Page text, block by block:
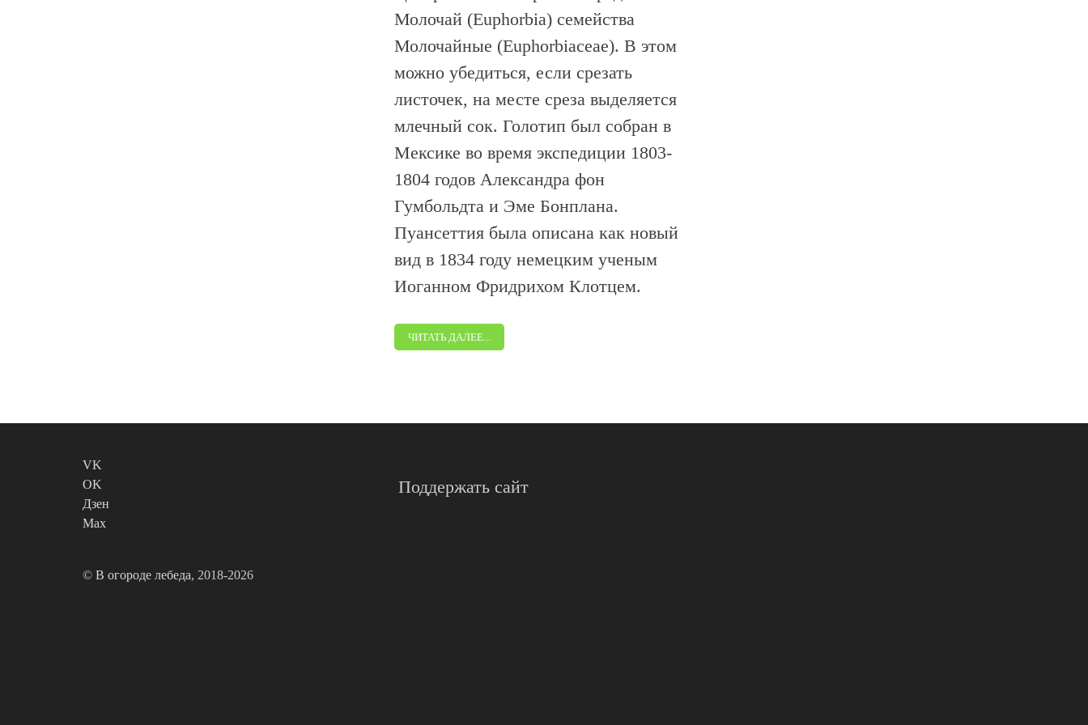
Молочай (Euphorbia) семейства
Молочайные (Euphorbiaceae). В этом
можно убедиться, если срезать
листочек, на месте среза выделяется
млечный сок. Голотип был собран в
Мексике во время экспедиции 1803-
1804 годов Александра фон
Гумбольдта и Эме Бонплана.
Пуансеттия была описана как новый
вид в 1834 году немецким ученым
Иоганном Фридрихом Клотцем.
ЧИТАТЬ ДАЛЕЕ...
VK
OK
Дзен
Max
© В огороде лебеда, 2018-2026
Поддержать сайт